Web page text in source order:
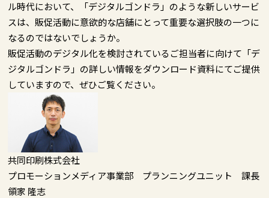
ル時代において、「デジタルゴンドラ」のような新しいサービ
スは、販促活動に意欲的な店舗にとって重要な選択肢の一つに
なるのではないでしょうか。
販促活動のデジタル化を検討されているご担当者に向けて「デ
ジタルゴンドラ」の詳しい情報をダウンロード資料にてご提供
していますので、ぜひご覧ください。
共同印刷株式会社
プロモーションメディア事業部 プランニングユニット 課長
領家 隆志